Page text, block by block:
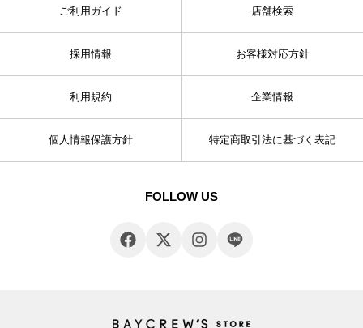
ご利用ガイド 店舗検索
採用情報 お客様対応方針
利用規約 企業情報
個人情報保護方針 特定商取引法に基づく表記
FOLLOW US